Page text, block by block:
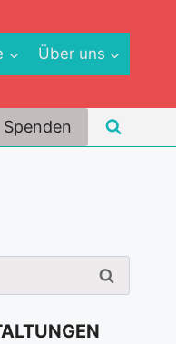
Über uns
Spenden